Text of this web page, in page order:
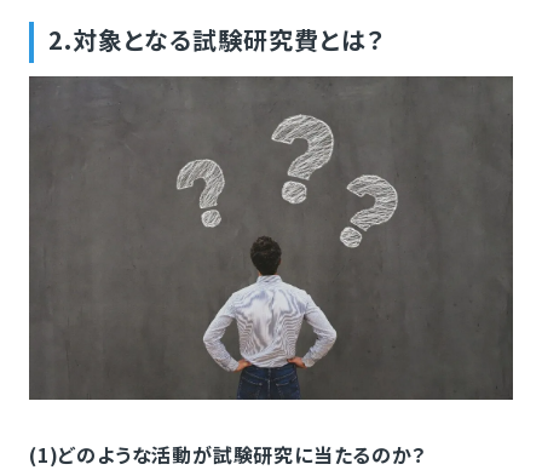
2.対象となる試験研究費とは？
(1)どのような活動が試験研究に当たるのか？